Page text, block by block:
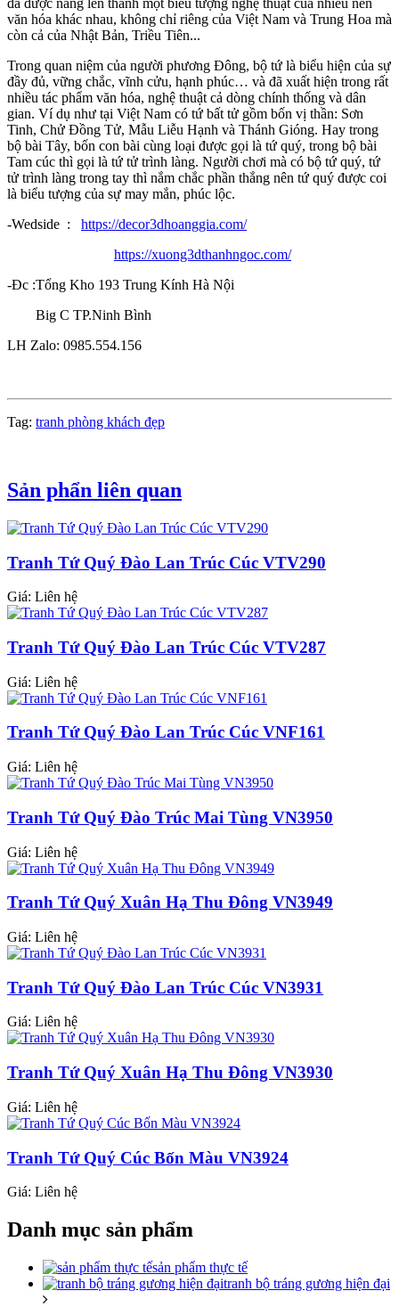
đã được nâng lên thành một biểu tượng nghệ thuật của nhiều nền
văn hóa khác nhau, không chỉ riêng của Việt Nam và Trung Hoa mà
còn cả của Nhật Bản, Triều Tiên...
Trong quan niệm của người phương Đông, bộ tứ là biểu hiện của sự
đầy đủ, vững chắc, vĩnh cửu, hạnh phúc… và đã xuất hiện trong rất
nhiều tác phẩm văn hóa, nghệ thuật cả dòng chính thống và dân
gian. Ví dụ như tại Việt Nam có tứ bất tử gồm bốn vị thần: Sơn
Tinh, Chử Đồng Tử, Mẫu Liễu Hạnh và Thánh Gióng. Hay trong
bộ bài Tây, bốn con bài cùng loại được gọi là tứ quý, trong bộ bài
Tam cúc thì gọi là tứ tử trình làng. Người chơi mà có bộ tứ quý, tứ
tử trình làng trong tay thì nắm chắc phần thắng nên tứ quý được coi
là biểu tượng của sự may mắn, phúc lộc.
-Wedside : https://decor3dhoanggia.com/
https://xuong3dthanhngoc.com/
-Đc :Tổng Kho 193 Trung Kính Hà Nội
Big C TP.Ninh Bình
LH Zalo: 0985.554.156
Tag: tranh phòng khách đẹp
Sản phẩn liên quan
Tranh Tứ Quý Đào Lan Trúc Cúc VTV290
Giá: Liên hệ
Tranh Tứ Quý Đào Lan Trúc Cúc VTV287
Giá: Liên hệ
Tranh Tứ Quý Đào Lan Trúc Cúc VNF161
Giá: Liên hệ
Tranh Tứ Quý Đào Trúc Mai Tùng VN3950
Giá: Liên hệ
Tranh Tứ Quý Xuân Hạ Thu Đông VN3949
Giá: Liên hệ
Tranh Tứ Quý Đào Lan Trúc Cúc VN3931
Giá: Liên hệ
Tranh Tứ Quý Xuân Hạ Thu Đông VN3930
Giá: Liên hệ
Tranh Tứ Quý Cúc Bốn Màu VN3924
Giá: Liên hệ
Danh mục sản phẩm
sản phẩm thực tế
tranh bộ tráng gương hiện đại